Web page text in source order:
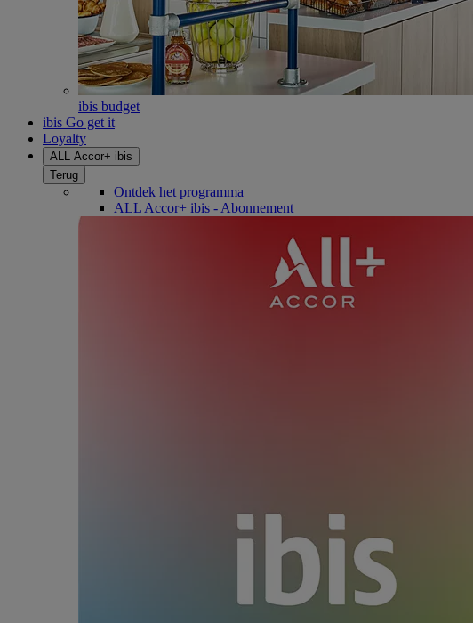
ibis budget
ibis Go get it
Loyalty
ALL Accor+ ibis
Terug
Ontdek het programma
ALL Accor+ ibis - Abonnement